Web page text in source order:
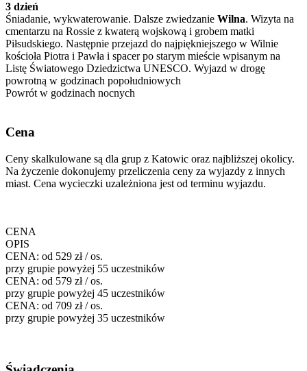
3 dzień
Śniadanie, wykwaterowanie. Dalsze zwiedzanie Wilna. Wizyta na
cmentarzu na Rossie z kwaterą wojskową i grobem matki
Piłsudskiego. Następnie przejazd do najpiękniejszego w Wilnie
kościoła Piotra i Pawła i spacer po starym mieście wpisanym na
Listę Światowego Dziedzictwa UNESCO. Wyjazd w drogę
powrotną w godzinach popołudniowych
Powrót w godzinach nocnych
Cena
Ceny skalkulowane są dla grup z Katowic oraz najbliższej okolicy.
Na życzenie dokonujemy przeliczenia ceny za wyjazdy z innych
miast. Cena wycieczki uzależniona jest od terminu wyjazdu.
CENA
OPIS
CENA: od 529 zł / os.
przy grupie powyżej 55 uczestników
CENA: od 579 zł / os.
przy grupie powyżej 45 uczestników
CENA: od 709 zł / os.
przy grupie powyżej 35 uczestników